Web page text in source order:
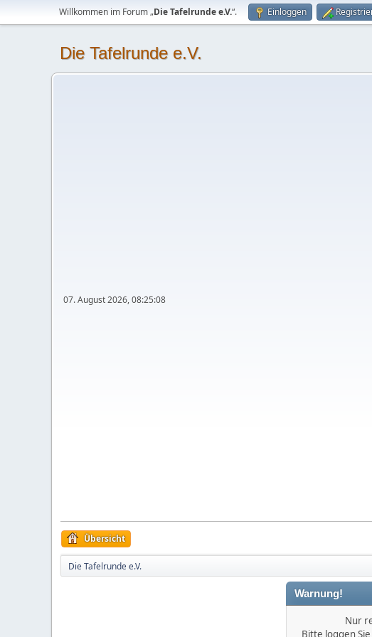
Willkommen im Forum „Die Tafelrunde e.V.“. Einloggen
Die Tafelrunde e.V.
07. August 2026, 08:25:08
Übersicht
Die Tafelrunde e.V.
Warnung!
Nur
Bitte loggen